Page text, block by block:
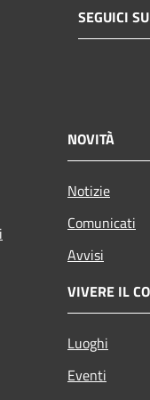
SEGUICI SU
NOVITÀ
Notizie
Comunicati
Avvisi
VIVERE IL
Luoghi
Eventi